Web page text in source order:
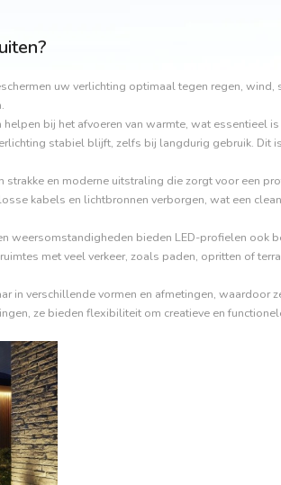
uw verlichting optimaal tegen regen, wind,
helpen bij het afvoeren van warmte, wat essentieel
stabiel blijft, zelfs bij langdurig gebruik. Dit
strakke en moderne uitstraling die zorgt voor een
kabels en lichtbronnen verborgen, wat een
weersomstandigheden bieden LED-profielen ook
met veel verkeer, zoals paden, opritten of
in verschillende vormen en afmetingen, waardoor
ze bieden flexibiliteit om creatieve en